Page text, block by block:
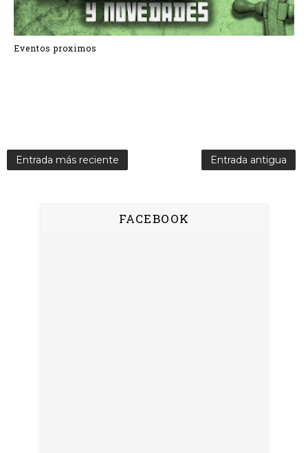
Eventos proximos
Entrada más reciente Entrada antigua
FACEBOOK